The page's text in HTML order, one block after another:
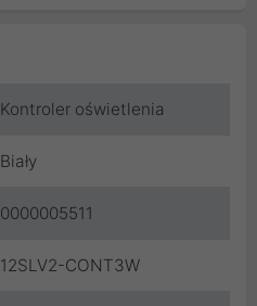
Kontroler oświetlenia
Biały
0000005511
12SLV2-CONT3W